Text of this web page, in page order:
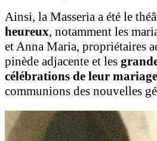
Ainsi, la Masseria a été le
heureux, notamment les
et Anna Maria, propriétaires
pinède adjacente et les
célébrations de leur
communions des nouvelles